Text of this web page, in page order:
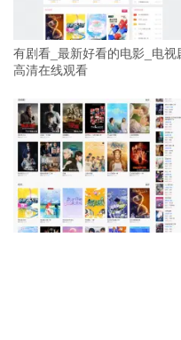
有剧看_最新好看的电影_电视
高清在线观看